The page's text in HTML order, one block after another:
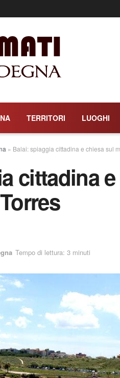
TERRITORI LUOGHI
» Balai: spiaggia cittadina e chiesa sul
cittadina
Tempo di lettura: 3 minuti